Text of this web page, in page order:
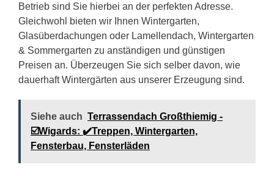
Betrieb sind Sie hierbei an der perfekten Adresse.
Gleichwohl bieten wir Ihnen Wintergarten,
Glasüberdachungen oder Lamellendach, Wintergarten
& Sommergarten zu anständigen und günstigen
Preisen an. Überzeugen Sie sich selber davon, wie
dauerhaft Wintergärten aus unserer Erzeugung sind.
Siehe auch Terrassendach Großthiemig -
☑️Wigards: ✔️Treppen, Wintergarten,
Fensterbau, Fensterläden